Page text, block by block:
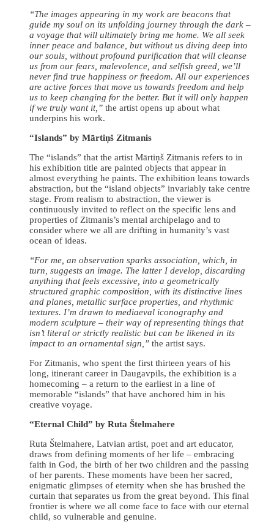
“The images appearing in my work are beacons that
guide my soul on its unfolding journey through the dark –
a voyage that will ultimately bring me home. We all seek
inner peace and balance, but without us diving deep into
our souls, without profound purification that will cleanse
us from our fears, malevolence, and selfish greed, we’ll
never find true happiness or freedom. All our experiences
are active forces that move us towards freedom and help
us to keep changing for the better. But it will only happen
if we truly want it,” the artist opens up about what
underpins his work.
“Islands” by Mārtiņš Zitmanis
The “islands” that the artist Mārtiņš Zitmanis refers to in
his exhibition title are painted objects that appear in
almost everything he paints. The exhibition leans towards
abstraction, but the “island objects” invariably take centre
stage. From realism to abstraction, the viewer is
continuously invited to reflect on the specific lens and
properties of Zitmanis’s mental archipelago and to
consider where we all are drifting in humanity’s vast
ocean of ideas.
“For me, an observation sparks association, which, in
turn, suggests an image. The latter I develop, discarding
anything that feels excessive, into a geometrically
structured graphic composition, with its distinctive lines
and planes, metallic surface properties, and rhythmic
textures. I’m drawn to mediaeval iconography and
modern sculpture – their way of representing things that
isn’t literal or strictly realistic but can be likened in its
impact to an ornamental sign,” the artist says.
For Zitmanis, who spent the first thirteen years of his
long, itinerant career in Daugavpils, the exhibition is a
homecoming – a return to the earliest in a line of
memorable “islands” that have anchored him in his
creative voyage.
“Eternal Child” by Ruta Štelmahere
Ruta Štelmahere, Latvian artist, poet and art educator,
draws from defining moments of her life – embracing
faith in God, the birth of her two children and the passing
of her parents. These moments have been her sacred,
enigmatic glimpses of eternity when she has brushed the
curtain that separates us from the great beyond. This final
frontier is where we all come face to face with our eternal
child, so vulnerable and genuine.